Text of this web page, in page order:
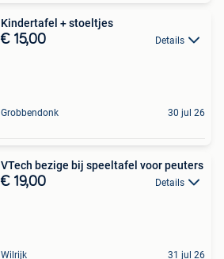
Kindertafel + stoeltjes
€ 15,00 Details
Grobbendonk 30 jul 26
VTech bezige bij speeltafel voor peuters
€ 19,00 Details
Wilrijk 31 jul 26